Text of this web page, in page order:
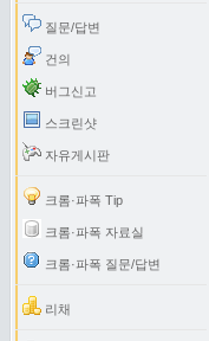
질문/답변
건의
버그신고
스크린샷
자유게시판
크롬·파폭 Tip
크롬·파폭 자료실
크롬·파폭 질문/답변
리채